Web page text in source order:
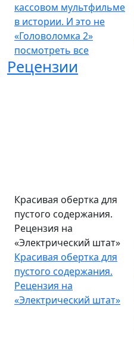
кассовом мультфильме
в истории. И это не
«Головоломка 2»
посмотреть все
Рецензии
Красивая обертка для
пустого содержания.
Рецензия на
«Электрический штат»
Красивая обертка для
пустого содержания.
Рецензия на
«Электрический штат»